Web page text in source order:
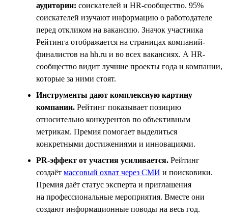
аудитории: соискателей и HR-сообщество. 95%
соискателей изучают информацию о работодателе
перед откликом на вакансию. Значок участника
Рейтинга отображается на страницах компаний-
финалистов на hh.ru и во всех вакансиях. А HR-
сообщество видит лучшие проекты года и компании,
которые за ними стоят.
Инструменты дают комплексную картину
компании. Рейтинг показывает позицию
относительно конкурентов по объективным
метрикам. Премия помогает выделиться
конкретными достижениями и инновациями.
PR-эффект от участия усиливается. Рейтинг
создаёт массовый охват через СМИ и поисковики.
Премия даёт статус эксперта и приглашения
на профессиональные мероприятия. Вместе они
создают информационные поводы на весь год.